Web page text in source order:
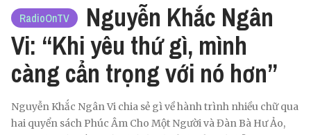
RadioOnTV
Nguyễn Khắc Ngân
Vi: “Khi yêu thứ gì, mình
càng cẩn trọng với nó hơn”
Nguyễn Khắc Ngân Vi chia sẻ gì về hành trình nhiều chữ qua
hai quyển sách Phúc Âm Cho Một Người và Đàn Bà Hư Ảo,